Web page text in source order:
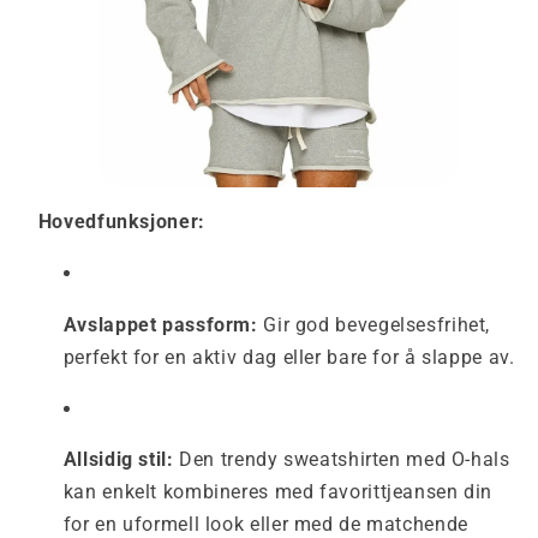
Hovedfunksjoner:
Avslappet passform: Gir god bevegelsesfrihet,
perfekt for en aktiv dag eller bare for å slappe av.
Allsidig stil: Den trendy sweatshirten med O-hals
kan enkelt kombineres med favorittjeansen din
for en uformell look eller med de matchende